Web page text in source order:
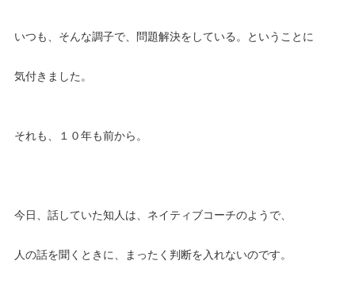
いつも、そんな調子で、問題解決をしている。ということに
気付きました。
それも、１０年も前から。
今日、話していた知人は、ネイティブコーチのようで、
人の話を聞くときに、まったく判断を入れないのです。